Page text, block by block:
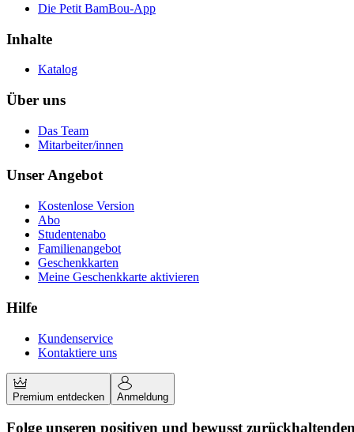
Die Petit BamBou-App
Inhalte
Katalog
Über uns
Das Team
Mitarbeiter/innen
Unser Angebot
Kostenlose Version
Abo
Studentenabo
Familienangebot
Geschenkkarten
Meine Geschenkkarte aktivieren
Hilfe
Kundenservice
Kontaktiere uns
Premium entdecken Anmeldung
Folge unseren positiven und bewusst